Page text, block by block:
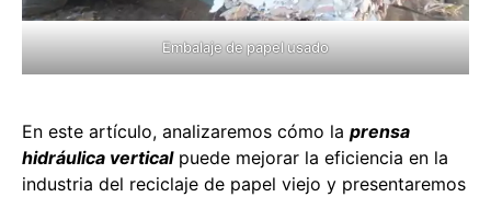
Embalaje de papel usado
En este artículo, analizaremos cómo la prensa
hidráulica verticalpuede mejorar la eficiencia en la
industria del reciclaje de papel viejo y presentaremos